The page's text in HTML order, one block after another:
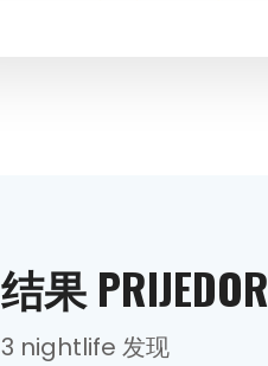
结果 PRIJEDOR
3 nightlife 发现